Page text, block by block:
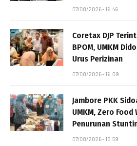
07/08/2026 - 16:46
Coretax DJP
BPOM, UMKM
Urus Perizinan
07/08/2026 - 16:09
Jambore PKK
UMKM, Zero Food
Penurunan
07/08/2026 - 15:59